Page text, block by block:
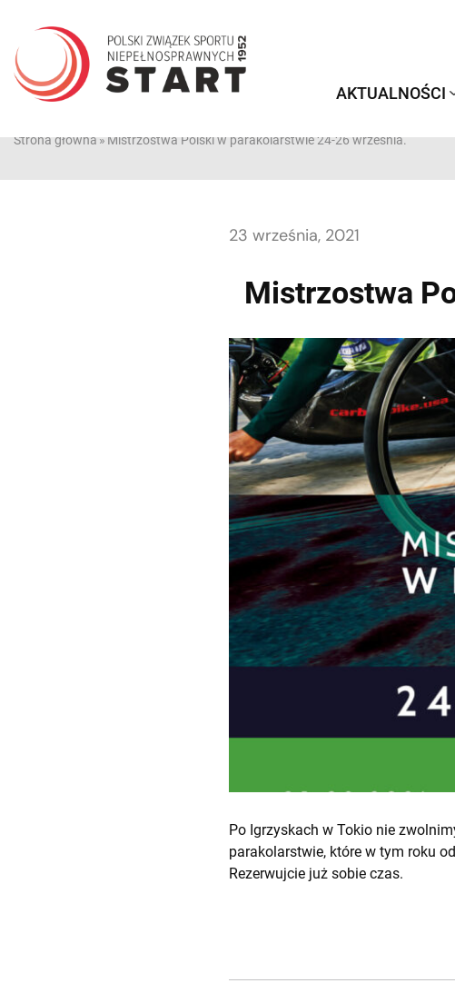
treści
AKTUALNOŚCI
Strona główna»Mistrzostwa Polski w parakolarstwie 24-26 września.
23 września, 2021
Mistrzostwa
Po Igrzyskach w Tokio nie
parakolarstwie, które w tym roku
Rezerwujcie już sobie czas.